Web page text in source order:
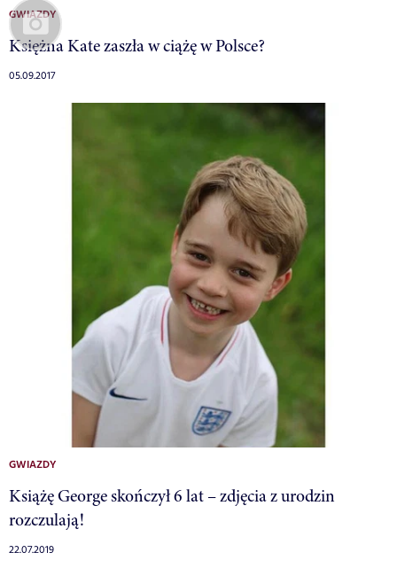
GWIAZDY
Księżna Kate zaszła w ciążę w Polsce?
05.09.2017
GWIAZDY
Książę George skończył 6 lat – zdjęcia z urodzin
rozczulają!
22.07.2019